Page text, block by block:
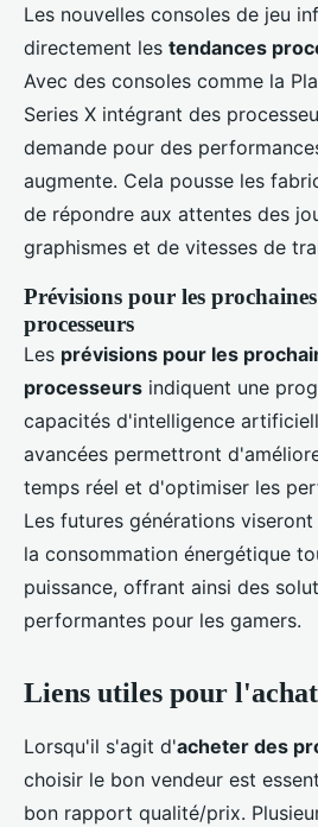
Les nouvelles consoles de jeu
directement les tendances
Avec des consoles comme la
Series X intégrant des
demande pour des
augmente. Cela pousse les
de répondre aux attentes des
graphismes et de vitesses de
Prévisions pour les
processeurs
Les prévisions pour les
processeurs indiquent une
capacités d'intelligence
avancées permettront
temps réel et d'optimiser les
Les futures générations
la consommation énergétique
puissance, offrant ainsi des
performantes pour les gamers.
Liens utiles pour l'achat
Lorsqu'il s'agit d'acheter des
choisir le bon vendeur est
bon rapport qualité/prix.